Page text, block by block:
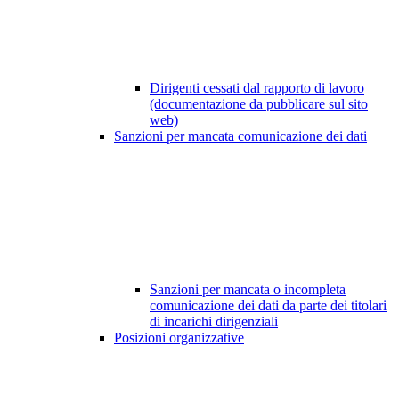
Dirigenti cessati dal rapporto di lavoro
(documentazione da pubblicare sul sito
web)
Sanzioni per mancata comunicazione dei dati
Sanzioni per mancata o incompleta
comunicazione dei dati da parte dei titolari
di incarichi dirigenziali
Posizioni organizzative